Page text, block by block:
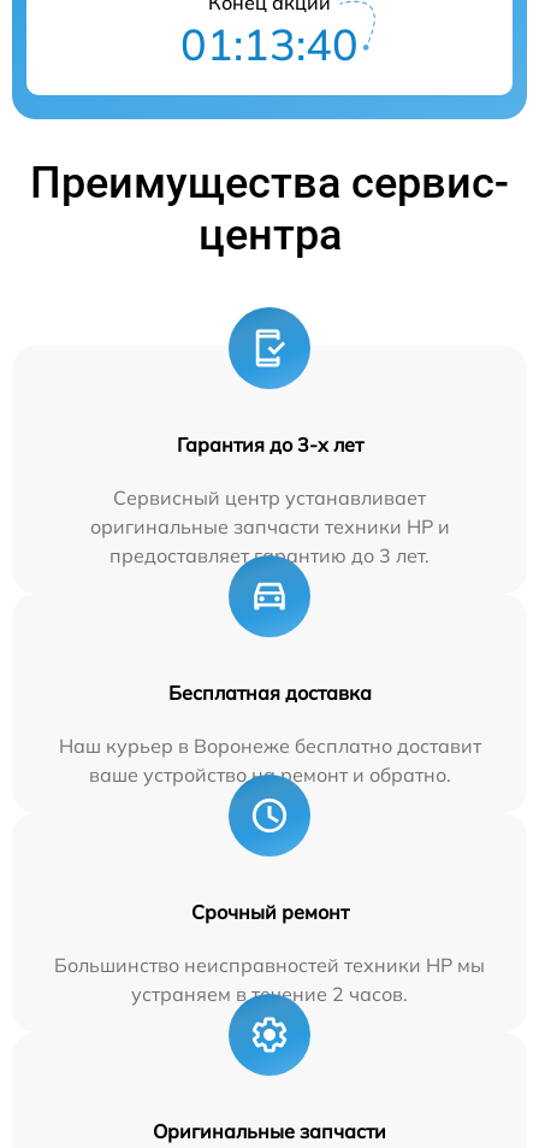
01:13:39
Преимущества сервис-
центра
Гарантия до 3-х лет
Сервисный центр устанавливает
оригинальные запчасти техники HP и
предоставляет гарантию до 3 лет.
Бесплатная доставка
Наш курьер в Воронеже бесплатно доставит
ваше устройство на ремонт и обратно.
Срочный ремонт
Большинство неисправностей техники HP мы
устраняем в течение 2 часов.
Оригинальные запчасти